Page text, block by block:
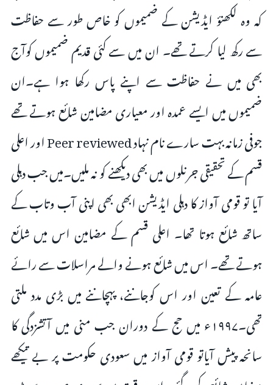
کہ وہ لکھنؤ ایڈیشن کے ضمیموں کو خاص طور سے حفاظت
سے رکھ لیا کرتے تھے۔ ان میں سے کئی قدیم ضمیموں کوآج
بھی میں نے حفاظت سے اپنے پاس رکھا ہوا ہے۔ان
ضمیموں میں ایسے عمدہ اور معیاری مضامین شائع ہوتے تھے
جوفی زمانہ بہت سارے نام نہاد Peer reviewed اور اعلی
قسم کے تحقیقی جرنلوں میں بھی دیکھنے کو نہ ملیں۔میں جب دہلی
آیا تو قومی آواز کا دہلی ایڈیشن ابھی بھی اپنی آب وتاب کے
ساتھ شائع ہوتا تھا۔ اعلی قسم کے مضامین اس میں شائع
ہوتے تھے۔ اس میں شائع ہونے والے مراسلات سے رائے
عامہ کے تعین اور اس کوجاننے، پہچاننے میں بڑی مدد ملتی
تھی۔۱۹۹۷ء میں حج کے دوران جب منی میں آتشزدگی کا
سانحہ پیش آیاتو قومی آواز میں سعودی حکومت پر بے تیکھے